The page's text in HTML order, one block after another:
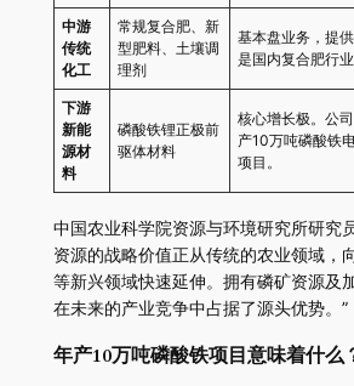
中游
传统
化工
常规复合肥、新
型肥料、土壤调
理剂
基本盘业务，提
是国内复合肥行业
下游
新能
源材
料
磷酸铁锂正极前
驱体材料
核心增长极。公
产10万吨磷酸铁
项目。
中国农业科学院资源与环境研究所研究
资源的战略价值正从传统的农业领域，
等新兴领域快速延伸。拥有磷矿资源及
在未来的产业竞争中占据了源头优势。”
年产10万吨磷酸铁项目意味着什么